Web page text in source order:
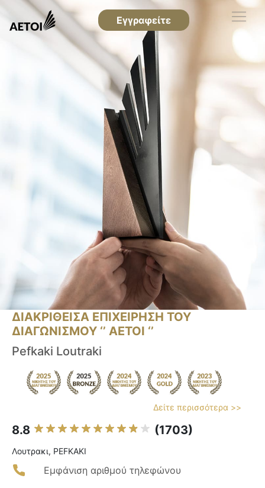
Εγγραφείτε
ΔΙΑΚΡΙΘΕΙΣΑ ΕΠΙΧΕΙΡΗΣΗ ΤΟΥ
ΔΙΑΓΩΝΙΣΜΟΥ ‘’ ΑΕΤΟΙ ‘’
Pefkaki Loutraki
Δείτε περισσότερα >>
8.8 (1703)
Λουτρακι, PEFKAKI
Εμφάνιση αριθμού τηλεφώνου